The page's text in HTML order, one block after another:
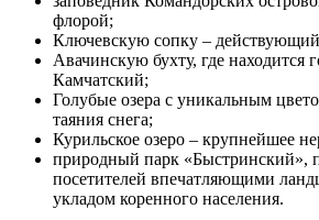
флорой;
Ключевскую сопку –
Авачинскую бухту, где находится
Камчатский;
Голубые озера с уникальным
таяния снега;
Курильское озеро – крупнейшее
природный парк «Быстринский»,
посетителей впечатляющими
укладом коренного населения.